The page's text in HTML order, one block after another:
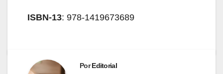
ISBN-13: 978-1419673689
PorEditorial